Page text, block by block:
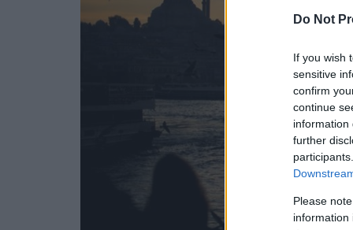
Do Not
If you wish
sensitive
confirm
continue
information
further
Please
information